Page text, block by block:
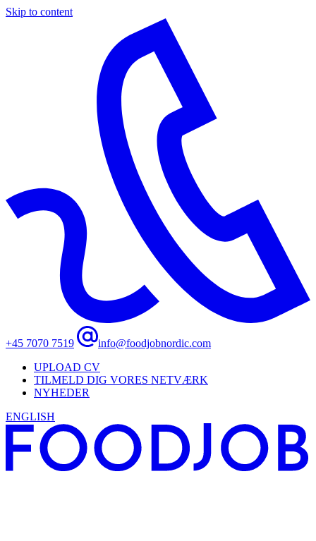
Skip to content
+45 7070 7519
info@foodjobnordic.com
UPLOAD CV
TILMELD DIG VORES NETVÆRK
NYHEDER
ENGLISH